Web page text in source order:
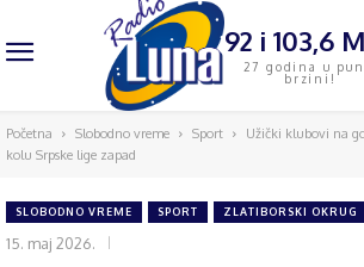
92 i 103,6
27 godina u
brzini!
Početna Slobodno vreme Sport
Užički klubovi na
kolu Srpske lige zapad
SLOBODNO VREME SPORT ZLATIBORSKI OKRUG
15. maj 2026.